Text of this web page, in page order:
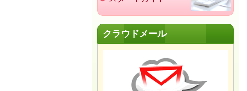
クラウドメール